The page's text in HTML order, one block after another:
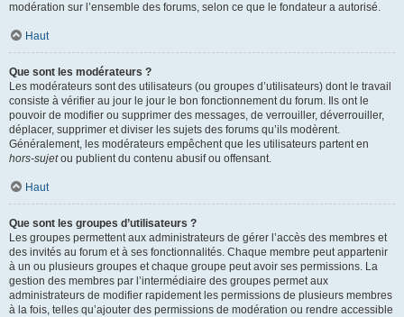
modération sur l’ensemble des forums, selon ce que le fondateur a autorisé.
Haut
Que sont les modérateurs ?
Les modérateurs sont des utilisateurs (ou groupes d’utilisateurs) dont le travail
consiste à vérifier au jour le jour le bon fonctionnement du forum. Ils ont le
pouvoir de modifier ou supprimer des messages, de verrouiller, déverrouiller,
déplacer, supprimer et diviser les sujets des forums qu’ils modèrent.
Généralement, les modérateurs empêchent que les utilisateurs partent en
hors-sujetou publient du contenu abusif ou offensant.
Haut
Que sont les groupes d’utilisateurs ?
Les groupes permettent aux administrateurs de gérer l’accès des membres et
des invités au forum et à ses fonctionnalités. Chaque membre peut appartenir
à un ou plusieurs groupes et chaque groupe peut avoir ses permissions. La
gestion des membres par l’intermédiaire des groupes permet aux
administrateurs de modifier rapidement les permissions de plusieurs membres
à la fois, telles qu’ajouter des permissions de modération ou rendre accessible